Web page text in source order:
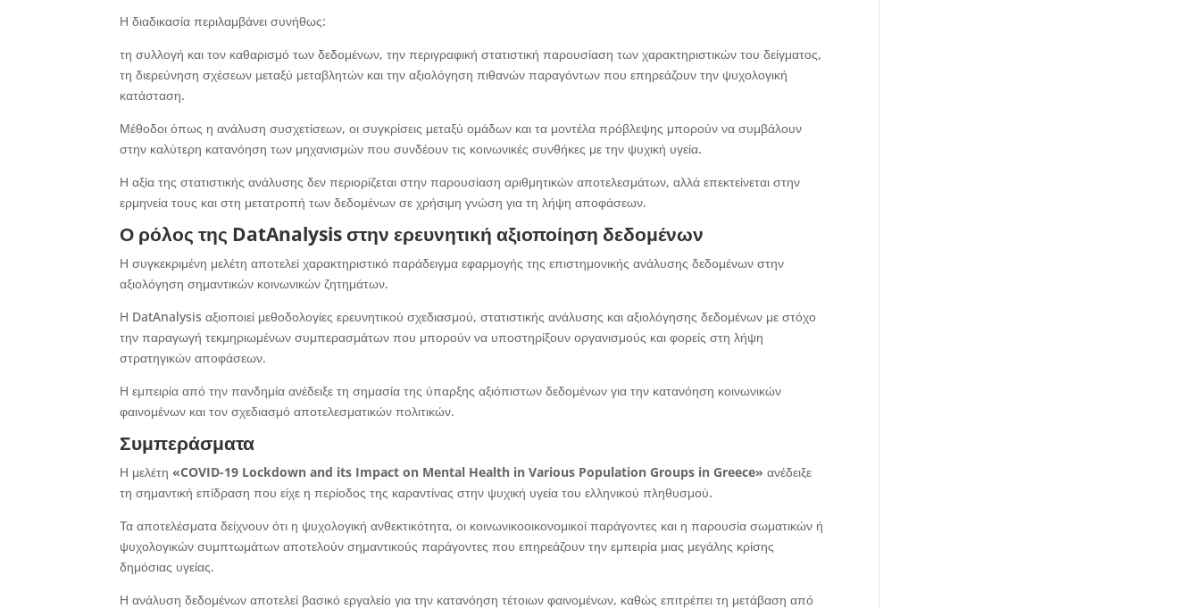
Η διαδικασία περιλαμβάνει συνήθως:
τη συλλογή και τον καθαρισμό των δεδομένων, την περιγραφική στατιστική παρουσίαση των χαρακτηριστικών του δείγματος,
τη διερεύνηση σχέσεων μεταξύ μεταβλητών και την αξιολόγηση πιθανών παραγόντων που επηρεάζουν την ψυχολογική
κατάσταση.
Μέθοδοι όπως η ανάλυση συσχετίσεων, οι συγκρίσεις μεταξύ ομάδων και τα μοντέλα πρόβλεψης μπορούν να συμβάλουν
στην καλύτερη κατανόηση των μηχανισμών που συνδέουν τις κοινωνικές συνθήκες με την ψυχική υγεία.
Η αξία της στατιστικής ανάλυσης δεν περιορίζεται στην παρουσίαση αριθμητικών αποτελεσμάτων, αλλά επεκτείνεται στην
ερμηνεία τους και στη μετατροπή των δεδομένων σε χρήσιμη γνώση για τη λήψη αποφάσεων.
Ο ρόλος της DatAnalysisστην ερευνητική αξιοποίηση δεδομένων
Η συγκεκριμένη μελέτη αποτελεί χαρακτηριστικό παράδειγμα εφαρμογής της επιστημονικής ανάλυσης δεδομένων στην
αξιολόγηση σημαντικών κοινωνικών ζητημάτων.
Η DatAnalysis αξιοποιεί μεθοδολογίες ερευνητικού σχεδιασμού, στατιστικής ανάλυσης και αξιολόγησης δεδομένων με στόχο
την παραγωγή τεκμηριωμένων συμπερασμάτων που μπορούν να υποστηρίξουν οργανισμούς και φορείς στη λήψη
στρατηγικών αποφάσεων.
Η εμπειρία από την πανδημία ανέδειξε τη σημασία της ύπαρξης αξιόπιστων δεδομένων για την κατανόηση κοινωνικών
φαινομένων και τον σχεδιασμό αποτελεσματικών πολιτικών.
Συμπεράσματα
Η μελέτη «COVID-19 Lockdown and its Impact on Mental Health in Various Population Groups in Greece» ανέδειξε
τη σημαντική επίδραση που είχε η περίοδος της καραντίνας στην ψυχική υγεία του ελληνικού πληθυσμού.
Τα αποτελέσματα δείχνουν ότι η ψυχολογική ανθεκτικότητα, οι κοινωνικοοικονομικοί παράγοντες και η παρουσία σωματικών ή
ψυχολογικών συμπτωμάτων αποτελούν σημαντικούς παράγοντες που επηρεάζουν την εμπειρία μιας μεγάλης κρίσης
δημόσιας υγείας.
Η ανάλυση δεδομένων αποτελεί βασικό εργαλείο για την κατανόηση τέτοιων φαινομένων, καθώς επιτρέπει τη μετάβαση από